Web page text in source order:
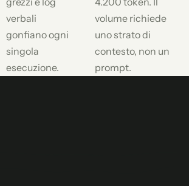
verbali
gonfiano ogni
singola
esecuzione.
volume richiede
uno strato di
contesto, non un
prompt.